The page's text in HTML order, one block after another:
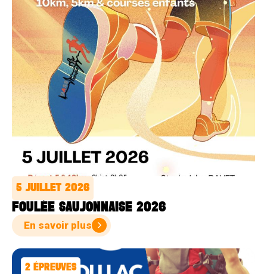
5 JUILLET 2026
FOULÉE SAUJONNAISE 2026
En savoir plus
2 ÉPREUVES